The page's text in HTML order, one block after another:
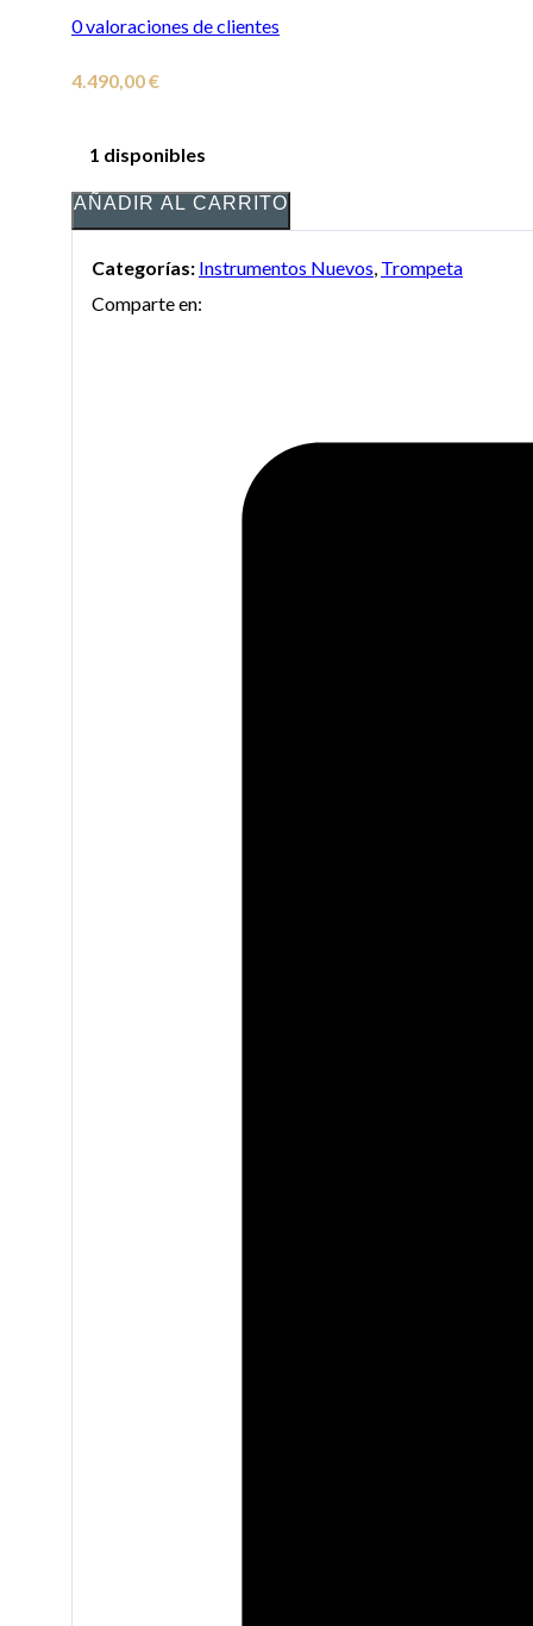
0valoraciones de clientes
4.490,00€
1 disponibles
AÑADIR AL CARRITO
Categorías: Instrumentos Nuevos Trompeta
Comparte en: